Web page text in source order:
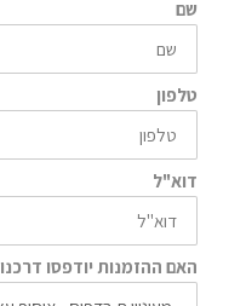
שם
טלפון
דוא"ל
האם ההזמנות יודפסו דרכנו